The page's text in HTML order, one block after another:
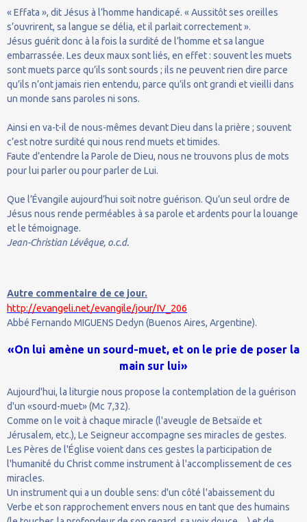
« Effata », dit Jésus à l’homme handicapé. « Aussitôt ses oreilles
s’ouvrirent, sa langue se délia, et il parlait correctement ».
Jésus guérit donc à la fois la surdité de l’homme et sa langue
embarrassée. Les deux maux sont liés, en effet : souvent les muets
sont muets parce qu’ils sont sourds ; ils ne peuvent rien dire parce
qu’ils n’ont jamais rien entendu, parce qu’ils ont grandi et vieilli dans
un monde sans paroles ni sons.
Ainsi en va-t-il de nous-mêmes devant Dieu dans la prière ; souvent
c’est notre surdité qui nous rend muets et timides.
Faute d’entendre la Parole de Dieu, nous ne trouvons plus de mots
pour lui parler ou pour parler de Lui.
Que l’Évangile aujourd’hui soit notre guérison. Qu’un seul ordre de
Jésus nous rende perméables à sa parole et ardents pour la louange
et le témoignage.
Jean-Christian Lévêque, o.c.d.
Autre commentaire de ce jour.
http://evangeli.net/evangile/jour/IV_206
Abbé Fernando MIGUENS Dedyn (Buenos Aires, Argentine).
«On lui amène un sourd-muet, et on le prie de poser la
main sur lui»
Aujourd'hui, la liturgie nous propose la contemplation de la guérison
d'un «sourd-muet» (Mc 7,32).
Comme on le voit à chaque miracle (l'aveugle de Betsaïde et
Jérusalem, etc.), Le Seigneur accompagne ses miracles de gestes.
Les Pères de l'Église voient dans ces gestes la participation de
l'humanité du Christ comme instrument à l'accomplissement de ces
miracles.
Un instrument qui a un double sens: d'un côté l'abaissement du
Verbe et son rapprochement envers nous en tant que des humains